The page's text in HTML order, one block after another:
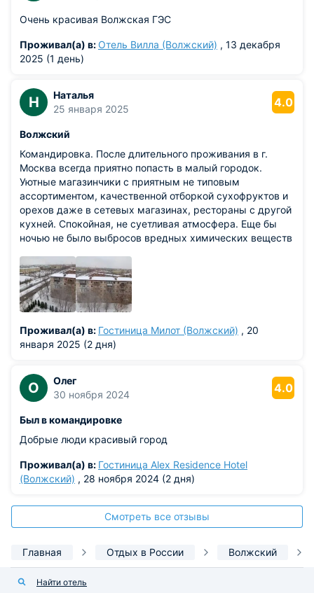
Волжского проживает 13 % жителей — около 350 тысяч
Очень красивая Волжская ГЭС
Проживал(а) в: Отель Вилла (Волжский) , 13 декабря
2025 (1 день)
Н
Наталья
25 января 2025
4.0
Волжский
Командировка. После длительного проживания в г.
Москва всегда приятно попасть в малый городок.
Уютные магазинчики с приятным не типовым
ассортиментом, качественной отборкой сухофруктов и
орехов даже в сетевых магазинах, рестораны с другой
кухней. Спокойная, не суетливая атмосфера. Еще бы
ночью не было выбросов вредных химических веществ
гостинице Милот. Ночью не возможно спать с открытым
окном, выбросы как будто на территории
нефтеперерабатывающего предприятия спальня
раскинута. Каждую командировку вне зависимости от
прекращаются. Водопроводная вода жестковата. С
известью.
Проживал(а) в: Гостиница Милот (Волжский) , 20
января 2025 (2 дня)
О
Олег
30 ноября 2024
4.0
Был в командировке
Добрые люди красивый город
Проживал(а) в: Гостиница Alex Residence Hotel
(Волжский) , 28 ноября 2024 (2 дня)
Смотреть все отзывы
Главная Отдых в России Волжский
Найти отель